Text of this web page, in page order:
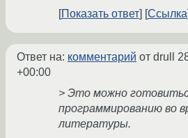
Показать ответ
Ссылка
Ответ на: комментарий от drull
+00:00
> Это можно
программированию во
литературы.